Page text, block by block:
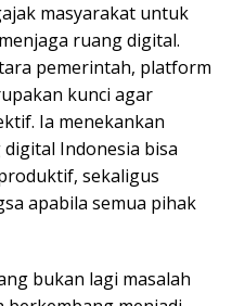
masyarakat untuk
ruang digital.
pemerintah, platform
kunci agar
Ia menekankan
Indonesia bisa
sekaligus
apabila semua pihak
bukan lagi masalah